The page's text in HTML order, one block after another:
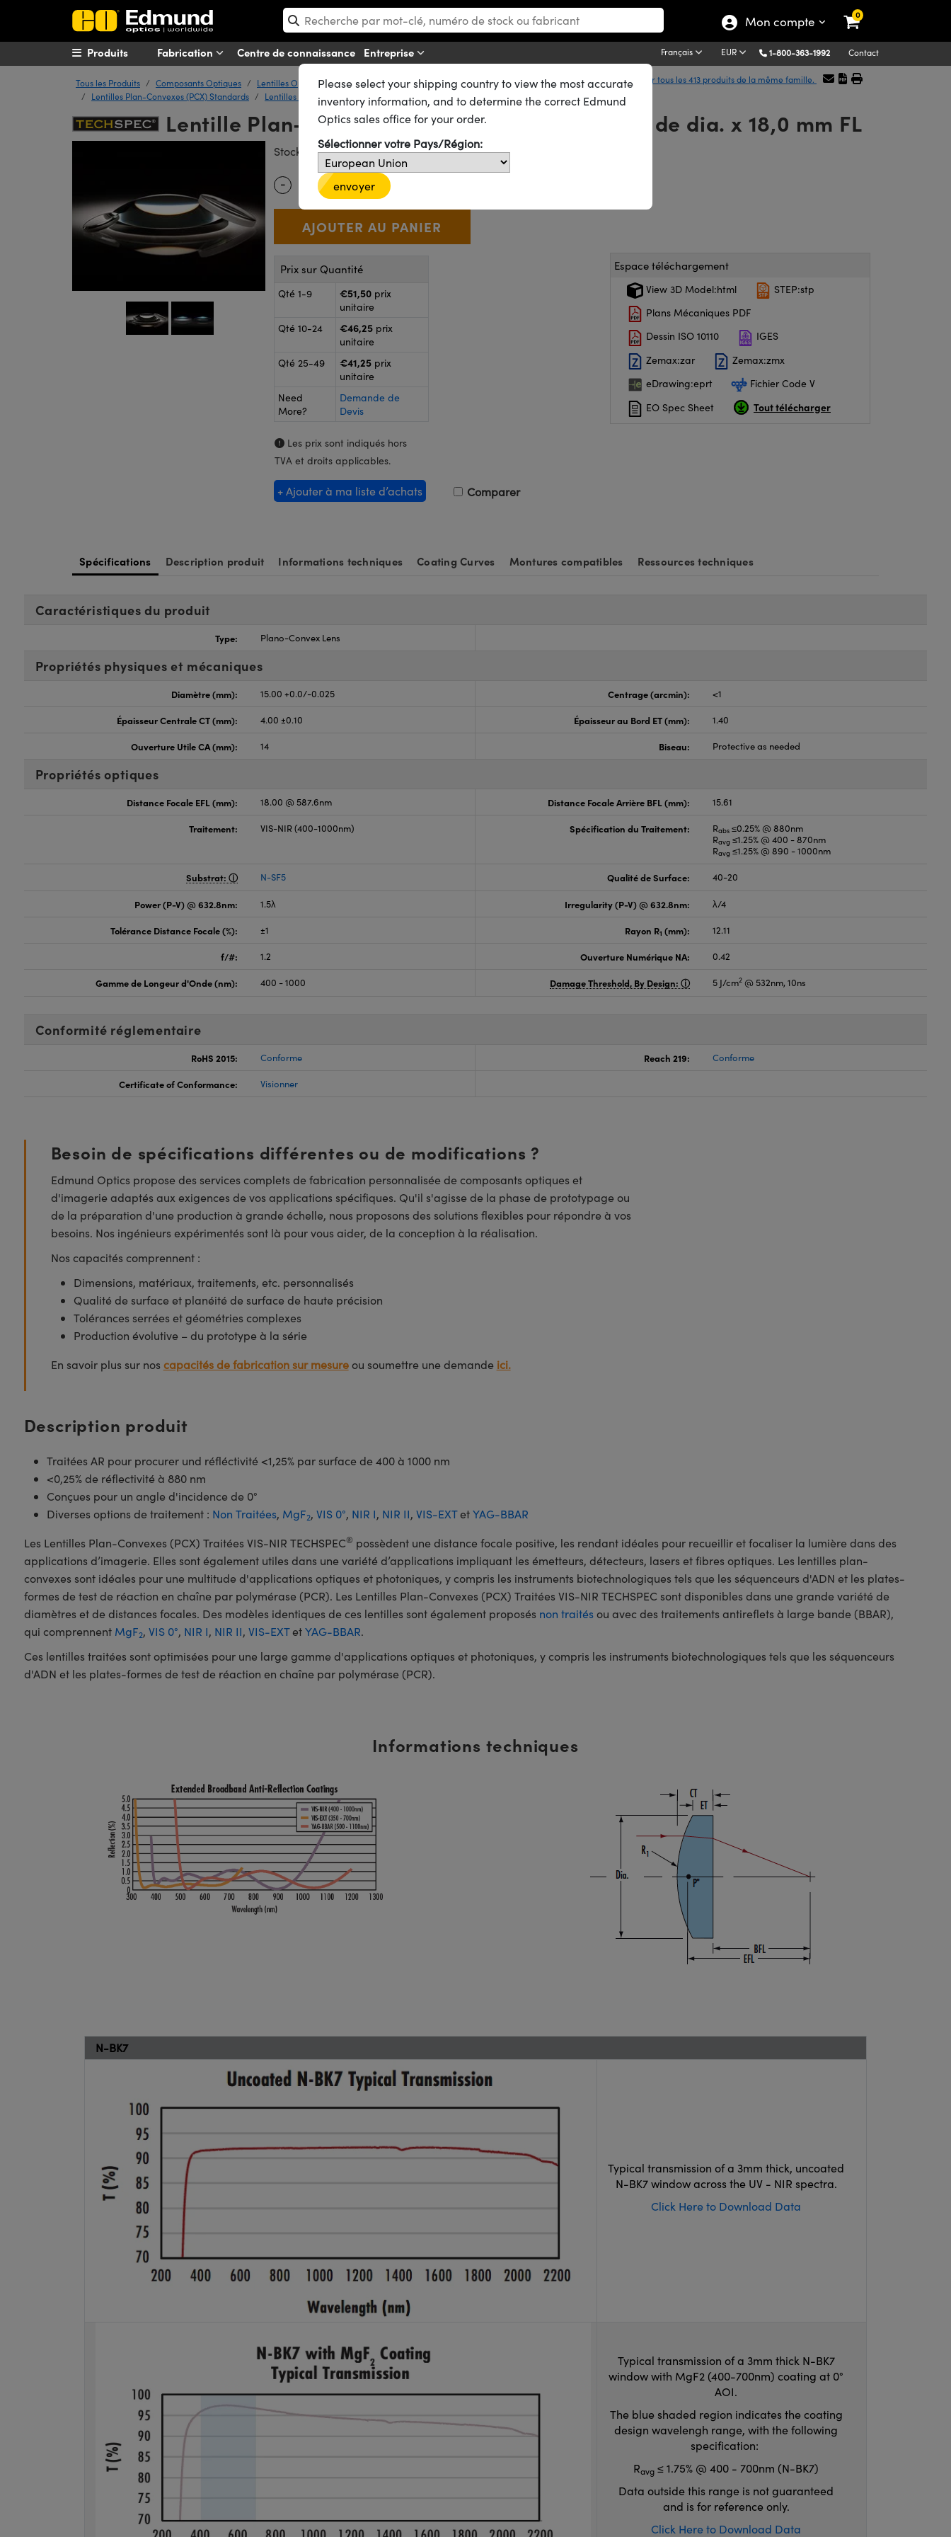
Mon compte 0
Fabrication Centre de connaissance Entreprise Français EUR 1-800-363-1992 Contact
Produits
Tous les Produits Composants Optiques Lentilles Optiques
Lentilles Plan-Convexes (PCX)
Lentilles Plan-Convexes (PCX) Standards
Lentilles Plan-Convexes (PCX) Traitées VIS-NIR
Afficher tous les 413 produits de la même famille.
Lentille Plan-Convexe Traitée VIS-NIR, 15,0 mm de dia. x 18,0 mm FL
Stock #49-918 20+ In Stock D’autres traitements
Quantity Selector
- Use the plus and minus buttons to adjust the quantity.
+ €51,50
Prix sur Quantité
Qté 1-9 €51,50 prix
unitaire
Qté 10-24
€46,25 prix
unitaire
Qté 25-49
€41,25 prix
unitaire
Need
More?
Demande de
Devis
Les prix sont indiqués hors
TVA et droits applicables.
+ Ajouter à ma liste d’achats Comparer
Espace téléchargement
View 3D Model:html
STEP:stp
Plans Mécaniques PDF
Dessin ISO 10110
IGES
Zemax:zar
Zemax:zmx
eDrawing:eprt
Fichier Code V
EO Spec Sheet
Tout télécharger
Spécifications Description produit Informations techniques Coating Curves Montures compatibles Ressources techniques
Caractéristiques du produit
Type: Plano-Convex Lens
Propriétés physiques et mécaniques
Diamètre (mm): 15.00 +0.0/-0.025 Centrage (arcmin): <1
Épaisseur Centrale CT (mm): 4.00 ±0.10 Épaisseur au Bord ET (mm): 1.40
Ouverture Utile CA (mm): 14 Biseau: Protective as needed
Propriétés optiques
Distance Focale EFL (mm): 18.00 @ 587.6nm Distance Focale Arrière BFL (mm): 15.61
Traitement: VIS-NIR (400-1000nm) Spécification du Traitement: Rabs ≤0.25% @ 880nm
Ravg ≤1.25% @ 400 - 870nm
Ravg ≤1.25% @ 890 - 1000nm
Substrat: N-SF5 Qualité de Surface: 40-20
Power (P-V) @ 632.8nm: 1.5λ Irregularity (P-V) @ 632.8nm: λ/4
Tolérance Distance Focale (%): ±1 Rayon R1 (mm): 12.11
f/#: 1.2 Ouverture Numérique NA: 0.42
Gamme de Longeur d'Onde (nm): 400 - 1000 Damage Threshold, By Design: 5 J/cm2 @ 532nm, 10ns
Conformité réglementaire
RoHS 2015: Conforme Reach 219: Conforme
Certificate of Conformance: Visionner
Besoin de spécifications différentes ou de modifications ?
Edmund Optics propose des services complets de fabrication personnalisée de composants optiques et
d'imagerie adaptés aux exigences de vos applications spécifiques. Qu'il s'agisse de la phase de prototypage ou
de la préparation d'une production à grande échelle, nous proposons des solutions flexibles pour répondre à vos
besoins. Nos ingénieurs expérimentés sont là pour vous aider, de la conception à la réalisation.
Nos capacités comprennent :
Dimensions, matériaux, traitements, etc. personnalisés
Qualité de surface et planéité de surface de haute précision
Tolérances serrées et géométries complexes
Production évolutive – du prototype à la série
En savoir plus sur nos capacités de fabrication sur mesureou soumettre une demande ici.
Description produit
Traitées AR pour procurer und réfléctivité <1,25% par surface de 400 à 1000 nm
<0,25% de réflectivité à 880 nm
Conçues pour un angle d'incidence de 0°
Diverses options de traitement : Non Traitées, MgF2, VIS 0°, NIR I, NIR II, VIS-EXTetYAG-BBAR
Les Lentilles Plan-Convexes (PCX) Traitées VIS-NIR TECHSPEC® possèdent une distance focale positive, les rendant idéales pour recueillir et focaliser la lumière dans des
applications d’imagerie. Elles sont également utiles dans une variété d’applications impliquant les émetteurs, détecteurs, lasers et fibres optiques. Les lentilles plan-
convexes sont idéales pour une multitude d'applications optiques et photoniques, y compris les instruments biotechnologiques tels que les séquenceurs d'ADN et les plates-
formes de test de réaction en chaîne par polymérase (PCR). Les Lentilles Plan-Convexes (PCX) Traitées VIS-NIR TECHSPEC sont disponibles dans une grande variété de
diamètres et de distances focales. Des modèles identiques de ces lentilles sont également proposés non traitésou avec des traitements antireflets à large bande (BBAR),
qui comprennent MgF2, VIS 0°, NIR I, NIR II, VIS-EXTetYAG-BBAR.
Ces lentilles traitées sont optimisées pour une large gamme d'applications optiques et photoniques, y compris les instruments biotechnologiques tels que les séquenceurs
d'ADN et les plates-formes de test de réaction en chaîne par polymérase (PCR).
Informations techniques
N-BK7
Typical transmission of a 3mm thick, uncoated
N-BK7 window across the UV - NIR spectra.
Click Here to Download Data
Typical transmission of a 3mm thick N-BK7
window with MgF2 (400-700nm) coating at 0°
AOI.
The blue shaded region indicates the coating
design wavelengh range, with the following
specification:
Ravg ≤ 1.75% @ 400 - 700nm (N-BK7)
Data outside this range is not guaranteed
and is for reference only.
Click Here to Download Data
Please select your shipping country to view the most accurate
inventory information, and to determine the correct Edmund
Optics sales office for your order.
Sélectionner votre Pays/Région:
envoyer